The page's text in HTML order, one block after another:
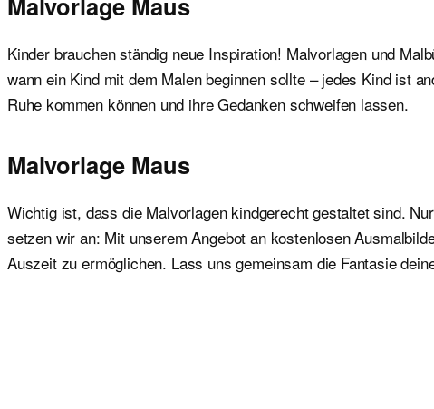
Kinder brauchen ständig neue Inspiration! Malvorlagen und
wann ein Kind mit dem Malen beginnen sollte – jedes Kind ist
Ruhe kommen können und ihre Gedanken schweifen lassen.
Malvorlage Maus
Wichtig ist, dass die Malvorlagen kindgerecht gestaltet sind.
setzen wir an: Mit unserem Angebot an kostenlosen
Auszeit zu ermöglichen. Lass uns gemeinsam die Fantasie